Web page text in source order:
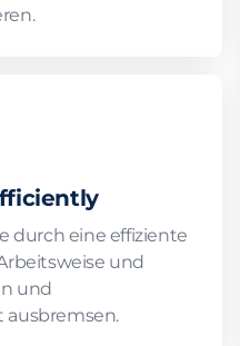
durch eine effiziente
und
und
ausbremsen.